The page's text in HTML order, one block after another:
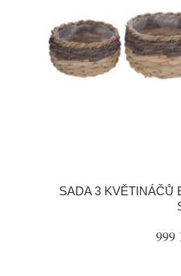
SADA 3 KVĚTINÁČŮ
999